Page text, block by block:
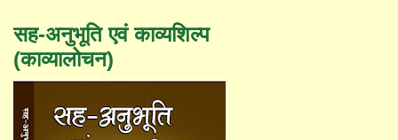
सह-अनुभूति एवं काव्यशिल्प
(काव्यालोचन)